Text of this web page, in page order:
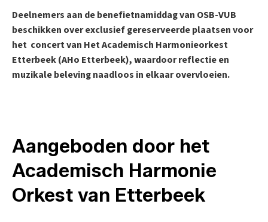
Deelnemers aan de benefietnamiddag van OSB-VUB
beschikken over exclusief gereserveerde plaatsen voor
het concert van Het Academisch Harmonieorkest
Etterbeek (AHo Etterbeek), waardoor reflectie en
muzikale beleving naadloos in elkaar overvloeien.
Aangeboden door het
Academisch Harmonie
Orkest van Etterbeek